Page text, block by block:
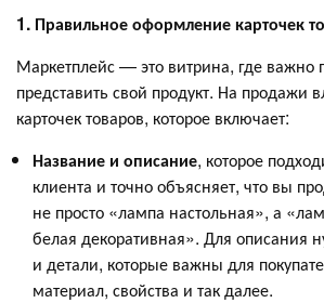
1. Правильное оформление карточек
Маркетплейс — это витрина, где важно
представить свой продукт. На продажи
карточек товаров, которое включает:
Название и описание, которое
клиента и точно объясняет, что вы
не просто «лампа настольная», а
белая декоративная». Для описания
и детали, которые важны для
материал, свойства и так далее.